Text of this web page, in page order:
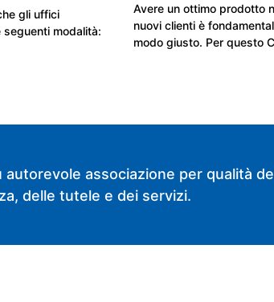
gli uffici
modalità:
Avere un ottimo prodotto
nuovi clienti è
modo giusto. Per questo
autorevole associazione per qualità
delle tutele e dei servizi.